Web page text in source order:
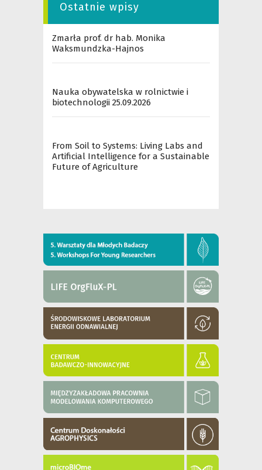
Ostatnie wpisy
Zmarła prof. dr hab. Monika
Waksmundzka-Hajnos
Nauka obywatelska w rolnictwie i
biotechnologii 25.09.2026
From Soil to Systems: Living Labs and
Artificial Intelligence for a Sustainable
Future of Agriculture